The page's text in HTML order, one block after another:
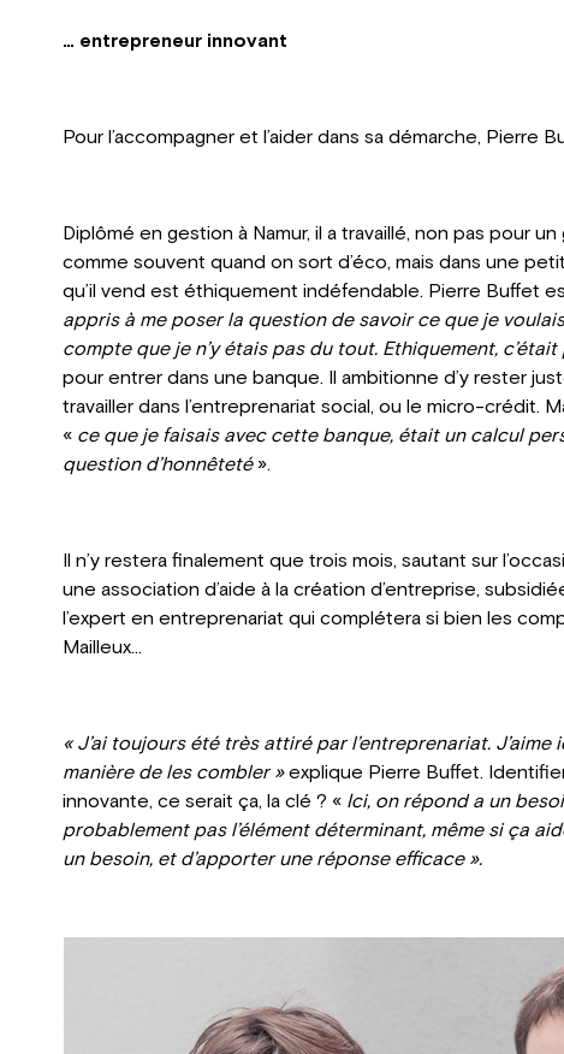
… entrepreneur innovant
Pour l’accompagner et l’aider dans sa démarche, Pierre
Diplômé en gestion à Namur, il a travaillé, non pas pour
comme souvent quand on sort d’éco, mais dans une
qu’il vend est éthiquement indéfendable. Pierre Buffet
appris à me poser la question de savoir ce que je
compte que je n’y étais pas du tout. Ethiquement,
pour entrer dans une banque. Il ambitionne d’y rester
travailler dans l’entreprenariat social, ou le micro-crédit.
« ce que je faisais avec cette banque, était un calcul
question d’honnêteté».
Il n’y restera finalement que trois mois, sautant sur
une association d’aide à la création d’entreprise,
l’expert en entreprenariat qui complétera si bien les
Mailleux...
« J’ai toujours été très attiré par l’entreprenariat.
manière de les combler »explique Pierre Buffet.
innovante, ce serait ça, la clé ? « Ici, on répond a un
probablement pas l’élément déterminant, même si ça
un besoin, et d’apporter une réponse efficace ».